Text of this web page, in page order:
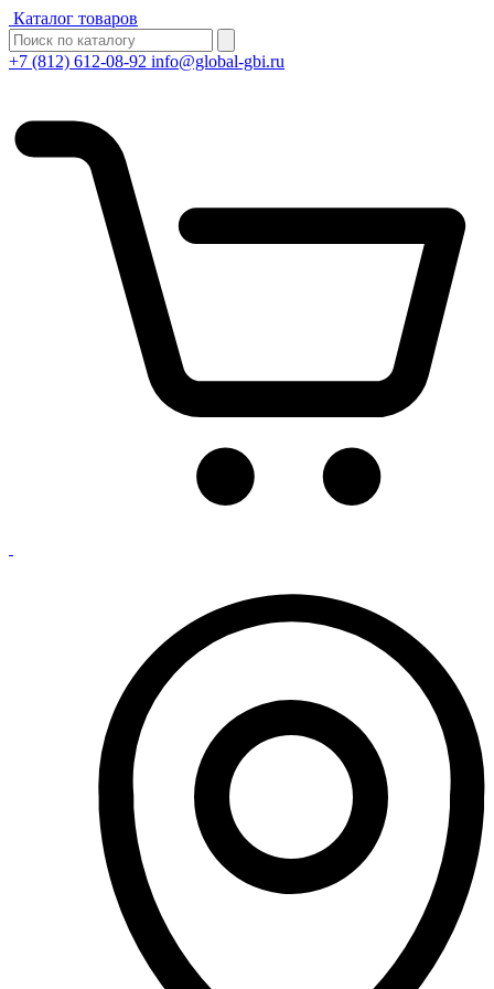
Каталог товаров
+7 (812) 612-08-92 info@global-gbi.ru